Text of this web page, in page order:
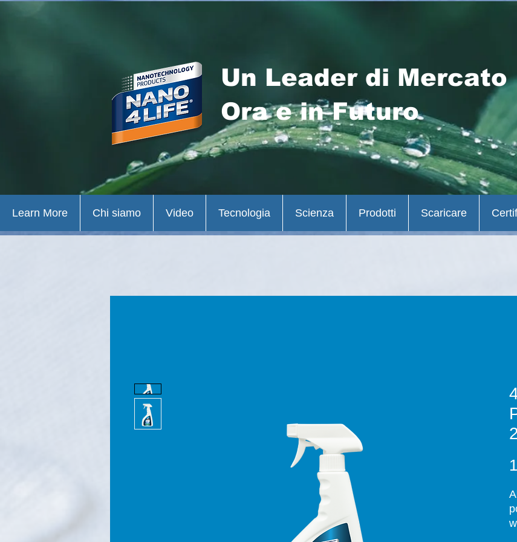
Un Leader di Mercato
Ora e in Futuro
Learn More Chi siamo Video Tecnologia Scienza Prodotti Scaricare